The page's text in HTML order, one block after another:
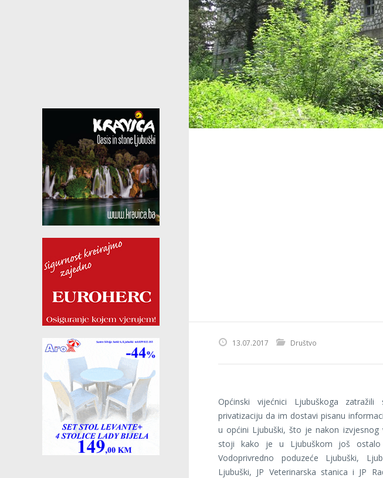
13.07.2017 Društvo
Općinski vijećnici Ljubuškoga
privatizaciju da im dostavi pisanu
u općini Ljubuški, što je nakon
stoji kako je u Ljubuškom još ostalo
Vodoprivredno poduzeće Ljubuški,
Ljubuški, JP Veterinarska stanica i JP